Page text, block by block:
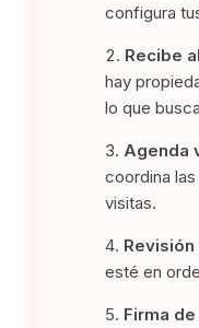
configura
Recibe
hay
lo que
Agenda
coordina
visitas.
Revisión
esté en
Firma